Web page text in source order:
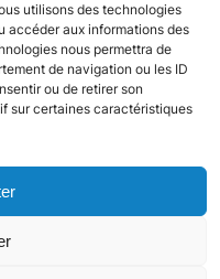
utilisons des technologies
accéder aux informations des
nous permettra de
de navigation ou les ID
ou de retirer son
sur certaines caractéristiques